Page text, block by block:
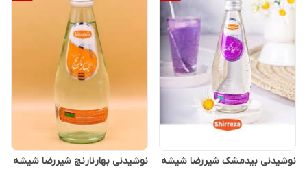
نوشیدنی بیدمشک شیررضا شیشه
نوشیدنی بهارنارنج شیررضا شیشه